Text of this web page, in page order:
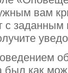
вам
с заданным
был как